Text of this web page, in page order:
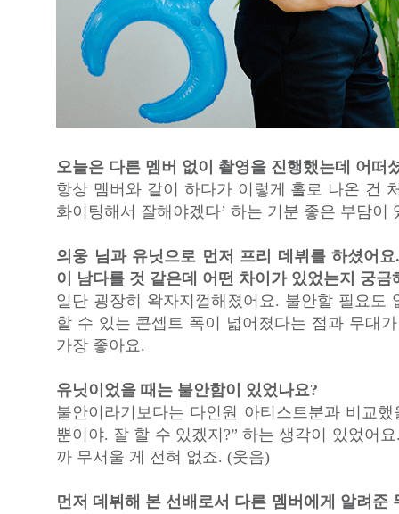
오늘은 다른 멤버 없이 촬영을 진행했는데 어떠
항상 멤버와 같이 하다가 이렇게 홀로 나온 건
화이팅해서 잘해야겠다’ 하는 기분 좋은 부담이
의웅 님과 유닛으로 먼저 프리 데뷔를 하셨어
이 남다를 것 같은데 어떤 차이가 있었는지 궁금
일단 굉장히 왁자지껄해졌어요. 불안할 필요도
할 수 있는 콘셉트 폭이 넓어졌다는 점과 무대
가장 좋아요.
유닛이었을 때는 불안함이 있었나요?
불안이라기보다는 다인원 아티스트분과 비교
뿐이야. 잘 할 수 있겠지?” 하는 생각이 있었어
까 무서울 게 전혀 없죠. (웃음)
먼저 데뷔해 본 선배로서 다른 멤버에게 알려준